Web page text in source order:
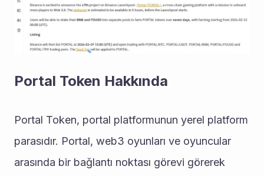
Portal Token Hakkında
Portal Token, portal platformunun yerel platform
parasıdır. Portal, web3 oyunları ve oyuncular
arasında bir bağlantı noktası görevi görerek